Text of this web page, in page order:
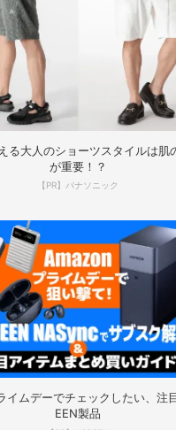
る大人のショーツスタイルは肌
が重要！？
【PR】パナソニック
イムデーでチェックしたい、注
EEN製品